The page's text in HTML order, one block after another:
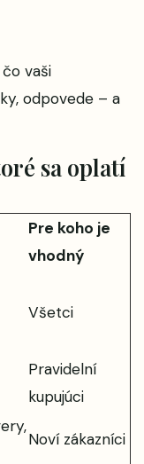
vaši
odpovede – a
sa oplatí
Pre koho je
vhodný
Všetci
Pravidelní
kupujúci
Noví zákazníci